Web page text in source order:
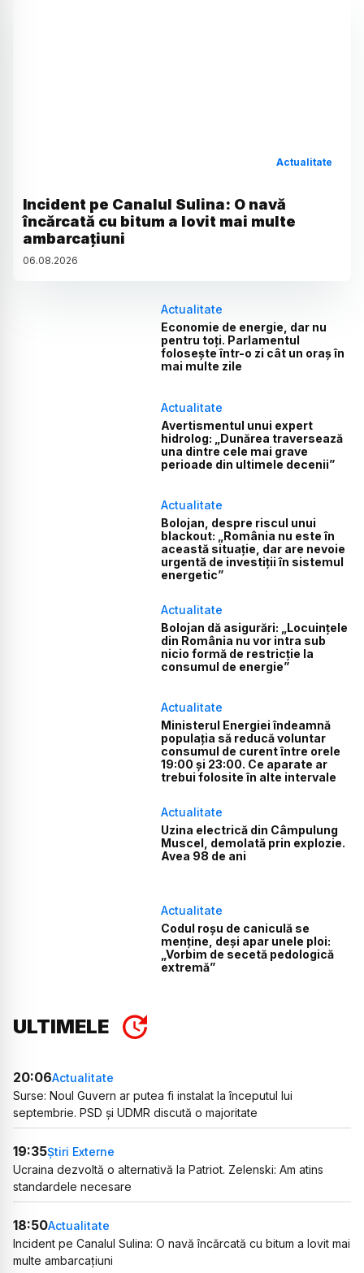
Actualitate
Incident pe Canalul Sulina: O navă
încărcată cu bitum a lovit mai multe
ambarcațiuni
06.08.2026
Actualitate
Economie de energie, dar nu
pentru toți. Parlamentul
folosește într-o zi cât un oraș în
mai multe zile
Actualitate
Avertismentul unui expert
hidrolog: „Dunărea traversează
una dintre cele mai grave
perioade din ultimele decenii”
Actualitate
Bolojan, despre riscul unui
blackout: „România nu este în
această situație, dar are nevoie
urgentă de investiții în sistemul
energetic”
Actualitate
Bolojan dă asigurări: „Locuințele
din România nu vor intra sub
nicio formă de restricție la
consumul de energie”
Actualitate
Ministerul Energiei îndeamnă
populația să reducă voluntar
consumul de curent între orele
19:00 și 23:00. Ce aparate ar
trebui folosite în alte intervale
Actualitate
Uzina electrică din Câmpulung
Muscel, demolată prin explozie.
Avea 98 de ani
Actualitate
Codul roșu de caniculă se
menține, deși apar unele ploi:
„Vorbim de secetă pedologică
extremă”
ULTIMELE
20:06Actualitate
Surse: Noul Guvern ar putea fi instalat la începutul lui
septembrie. PSD și UDMR discută o majoritate
19:35Știri Externe
Ucraina dezvoltă o alternativă la Patriot. Zelenski: Am atins
standardele necesare
18:50Actualitate
Incident pe Canalul Sulina: O navă încărcată cu bitum a lovit mai
multe ambarcațiuni